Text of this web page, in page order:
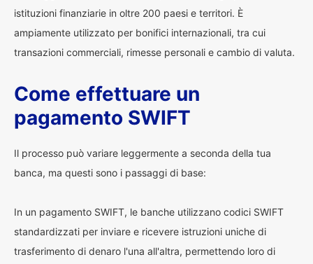
istituzioni finanziarie in oltre 200 paesi e territori. È
ampiamente utilizzato per bonifici internazionali, tra cui
transazioni commerciali, rimesse personali e cambio di valuta.
Come effettuare un
pagamento SWIFT
Il processo può variare leggermente a seconda della tua
banca, ma questi sono i passaggi di base:
In un pagamento SWIFT, le banche utilizzano codici SWIFT
standardizzati per inviare e ricevere istruzioni uniche di
trasferimento di denaro l'una all'altra, permettendo loro di